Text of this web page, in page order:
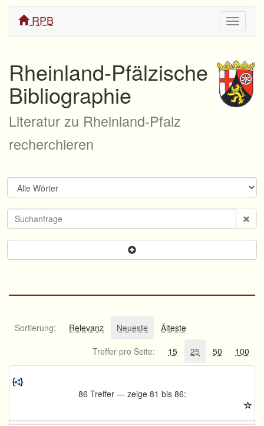
ein/
RPB
Rheinland-Pfälzische
Bibliographie
Literatur zu Rheinland-Pfalz
recherchieren
Sortierung: Relevanz Neueste
Älteste
Treffer pro Seite:
15 25 50 100
86 Treffer — zeige 81 bis 86: